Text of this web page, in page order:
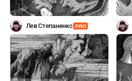
Лев Степаненко PRO